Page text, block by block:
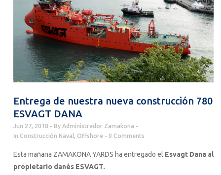
Entrega de nuestra nueva construcción 780
ESVAGT DANA
Jun 27, 2018 By Administrador Zamakona
In Construcción Naval, Offshore 0 Comments
Esta mañana ZAMAKONA YARDS ha entregado el Esvagt Dana al
propietario danés ESVAGT.